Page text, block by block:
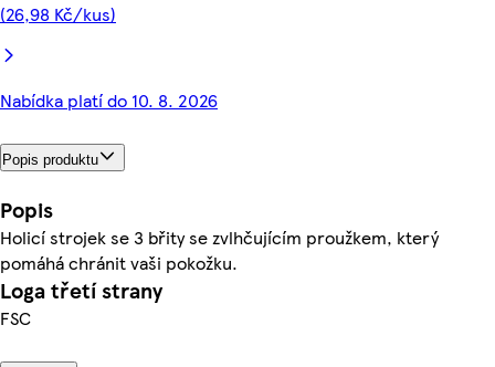
(26,98 Kč/kus)
Nabídka platí do 10. 8. 2026
Popis produktu
Popis
Holicí strojek se 3 břity se zvlhčujícím proužkem, který
pomáhá chránit vaši pokožku.
Loga třetí strany
FSC